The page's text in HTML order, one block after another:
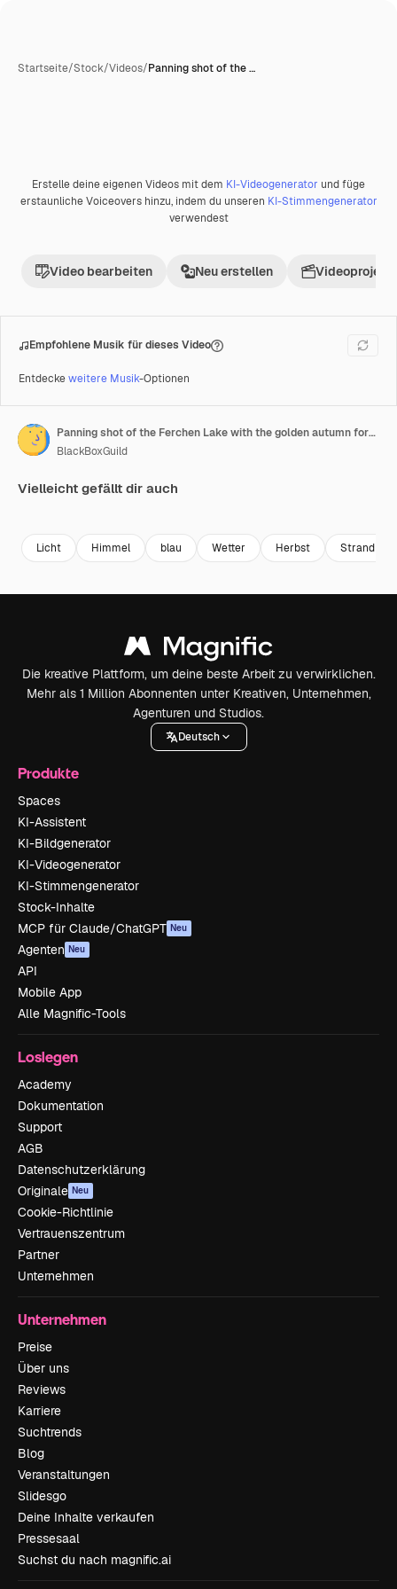
Startseite/Stock/Videos/Panning shot of the …
Premium
Erstelle deine eigenen Videos mit dem KI-Videogenerator und füge
erstaunliche Voiceovers hinzu, indem du unseren KI-Stimmengenerator
verwendest
Video bearbeiten Neu erstellen Videoprojekt
Empfohlene Musik für dieses Video
Entdeckeweitere Musik-Optionen
Panning shot of the Ferchen Lake with the golden autumn forest and Grünkopf mountain in the background, very close to the bavarian town of Mittenwald in Germany
BlackBoxGuild
Vielleicht gefällt dir auch
Licht Himmel blau Wetter Herbst Strand
Die kreative Plattform, um deine beste Arbeit zu verwirklichen.
Mehr als 1 Million Abonnenten unter Kreativen, Unternehmen,
Agenturen und Studios.
Deutsch
Produkte
Spaces
KI-Assistent
KI-Bildgenerator
KI-Videogenerator
KI-Stimmengenerator
Stock-Inhalte
MCP für Claude/ChatGPT Neu
Agenten Neu
API
Mobile App
Alle Magnific-Tools
Loslegen
Academy
Dokumentation
Support
AGB
Datenschutzerklärung
Originale Neu
Cookie-Richtlinie
Vertrauenszentrum
Partner
Unternehmen
Unternehmen
Preise
Über uns
Reviews
Karriere
Suchtrends
Blog
Veranstaltungen
Slidesgo
Deine Inhalte verkaufen
Pressesaal
Suchst du nach magnific.ai